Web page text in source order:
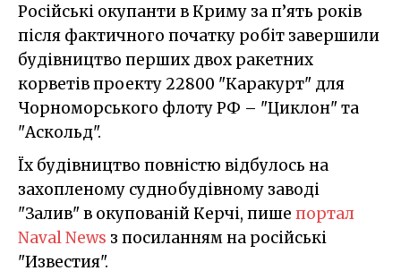
Російські окупанти в Криму за п’ять років
після фактичного початку робіт завершили
будівництво перших двох ракетних
корветів проекту 22800 "Каракурт" для
Чорноморського флоту РФ – "Циклон" та
"Аскольд".
Їх будівництво повністю відбулось на
захопленому суднобудівному заводі
"Залив" в окупованій Керчі, пише портал
Naval News з посиланням на російські
"Известия".